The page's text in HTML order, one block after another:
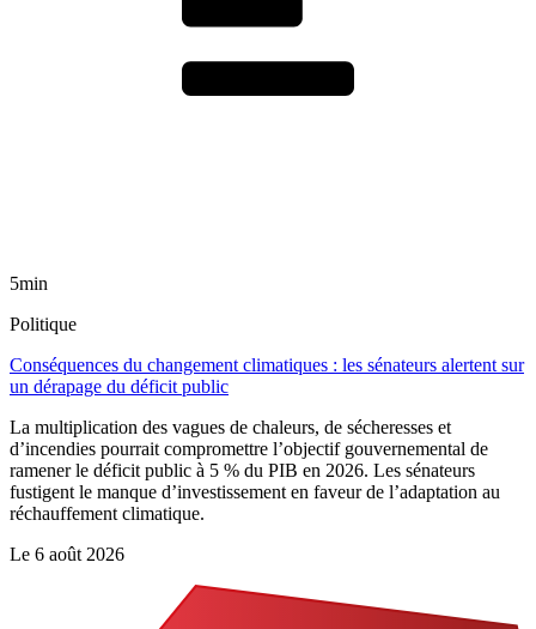
5min
Politique
Conséquences du changement climatiques : les sénateurs alertent sur
un dérapage du déficit public
La multiplication des vagues de chaleurs, de sécheresses et
d’incendies pourrait compromettre l’objectif gouvernemental de
ramener le déficit public à 5 % du PIB en 2026. Les sénateurs
fustigent le manque d’investissement en faveur de l’adaptation au
réchauffement climatique.
Le 6 août 2026